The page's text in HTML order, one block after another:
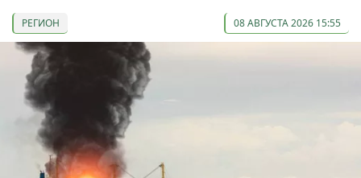
РЕГИОН 08 АВГУСТА 2026 15:55